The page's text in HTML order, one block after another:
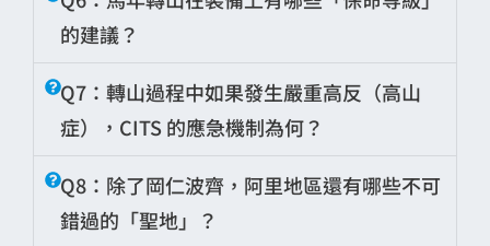
負攝影裝備或行李，讓旅人能專注於內心的
朝聖節奏。(但這段時間人潮太多，能不能
預約的上真的不能保證）
小團優勢：6 人編制能讓導遊實時監控每一
免傳統大團因步調不一造成的心理壓力與體
能透支。
常有每日入園名額限制。
宿（具備暖氣與供氧者）以及專業導遊。提
前預約能確保您在資源最緊張的「本命年」
生理反應。6 人小團則能實現「精準醫療級
深度文化體驗：小團體讓導遊有充分時間
講解神山的地質構造、四大宗教的歷史糾葛
以及米拉日巴大師的顯聖故事。
靈活調度：朝聖途中氣候多變，小團能根
行程 。
建立節奏。
D2 (考驗期)：18km，包含全程最艱難的攀
升，需翻越海拔 5,648 公尺的卓瑪拉埡口，
這被視為生命重生的象徵。
的建議？
岡仁波齊氣候瞬息萬變，裝備的專業度直
接關係到安全性。CITS 國旅環球建議採取
「系統化配置」：
三層穿衣法：內層必須是強效排汗纖維
（嚴禁棉質，避免失溫），中層為厚羽絨或
Q7：轉山過程中如果發生嚴重高反（高山
症），CITS 的應急機制為何？
在海拔 5,000 公尺以上的朝聖途中，安全
性是我們最高的考量。這正是6 人小團的價值
所在：
Q8：除了岡仁波齊，阿里地區還有哪些不可
錯過的「聖地」？